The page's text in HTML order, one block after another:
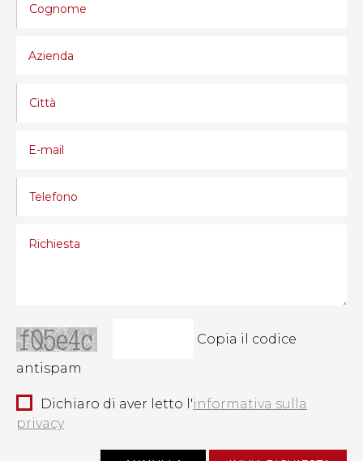
Copia il codice
antispam
Dichiaro di aver letto l'informativa sulla
privacy